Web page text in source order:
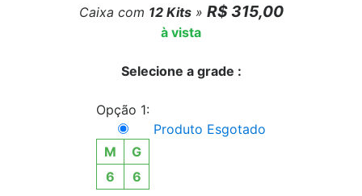
Caixa com 12Kits» R$ 315,00
à vista
Selecione a grade :
Opção 1:
M
G
6
6
Produto Esgotado